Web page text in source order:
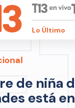
Lo Último
de niña
está